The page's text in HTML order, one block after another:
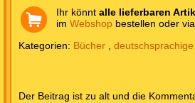
Ihr könntalle lieferbaren
imWebshop bestellen oder
Kategorien: Bücher ,
Der Beitrag ist zu alt und die